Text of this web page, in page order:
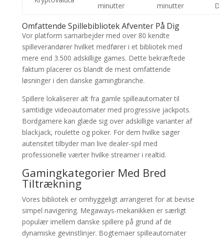
minutter minutter
Omfattende Spillebibliotek Afventer På Dig
Vor platform samarbejder med over 80 kendte
spilleverandører hvilket medfører i et bibliotek med
mere end 3.500 adskillige games. Dette bekræftede
faktum placerer os blandt de mest omfattende
løsninger i den danske gamingbranche.
Spillere lokaliserer alt fra gamle spilleautomater til
samtidige videoautomater med progressive jackpots.
Bordgamere kan glæde sig over adskillige varianter af
blackjack, roulette og poker. For dem hvilke søger
autensitet tilbyder man live dealer-spil med
professionelle værter hvilke streamer i realtid.
Gamingkategorier Med Bred
Tiltrækning
Vores bibliotek er omhyggeligt arrangeret for at bevise
simpel navigering. Megaways-mekanikken er særligt
populær imellem danske spillere på grund af de
dynamiske gevinstlinjer. Bogtemaer spilleautomater